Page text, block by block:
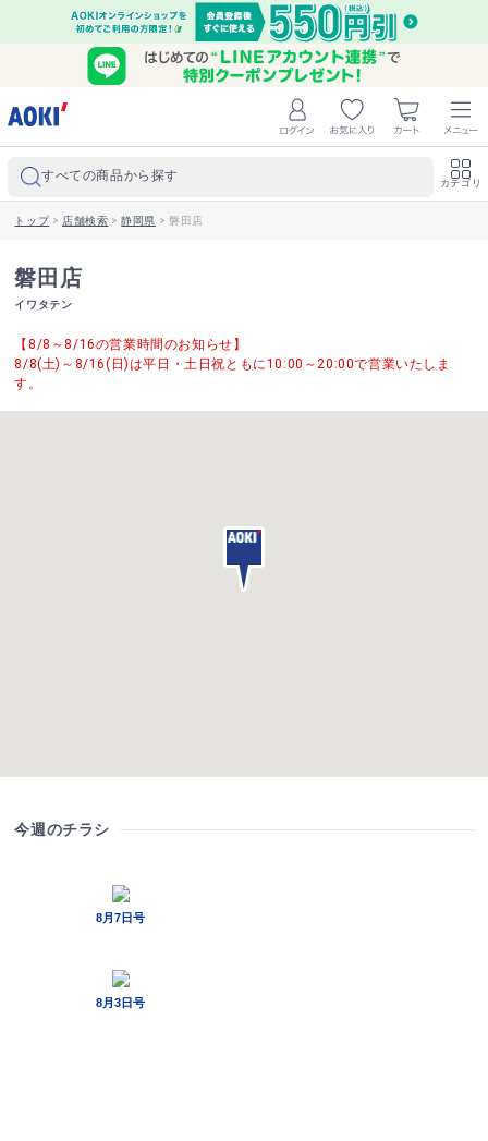
すべての商品から探す カテゴリ
トップ> 店舗検索 >静岡県 > 磐田店
磐田店
イワタテン
【8/8～8/16の営業時間のお知らせ】
8/8(土)～8/16(日)は平日・土日祝ともに10:00～20:00で営業いたしま
す。
今週のチラシ